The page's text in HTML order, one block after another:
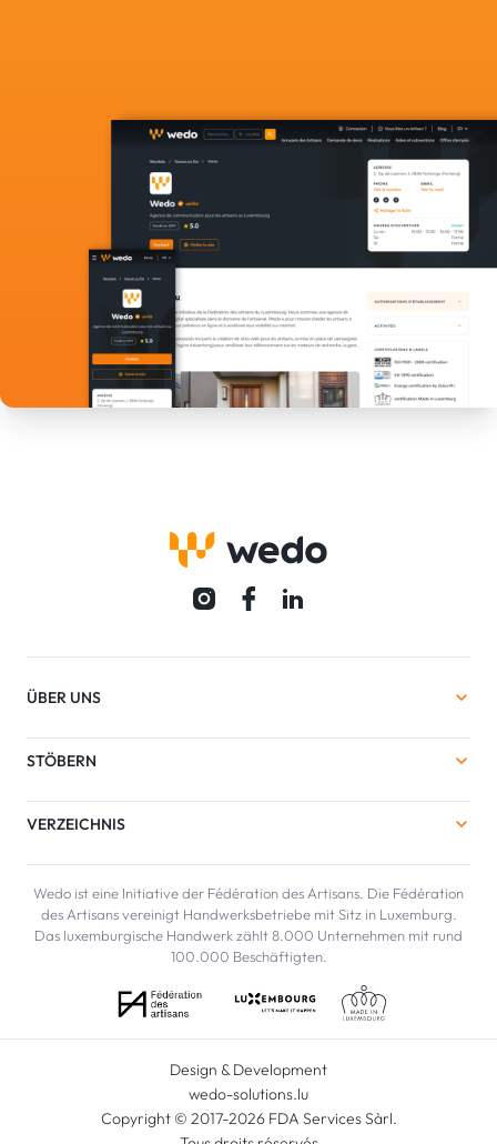
ÜBER UNS
STÖBERN
VERZEICHNIS
Wedo ist eine Initiative der Fédération des Artisans. Die Fédération
des Artisans vereinigt Handwerksbetriebe mit Sitz in Luxemburg.
Das luxemburgische Handwerk zählt 8.000 Unternehmen mit rund
100.000 Beschäftigten.
Design & Development
wedo-solutions.lu
Copyright © 2017-2026 FDA Services Sàrl.